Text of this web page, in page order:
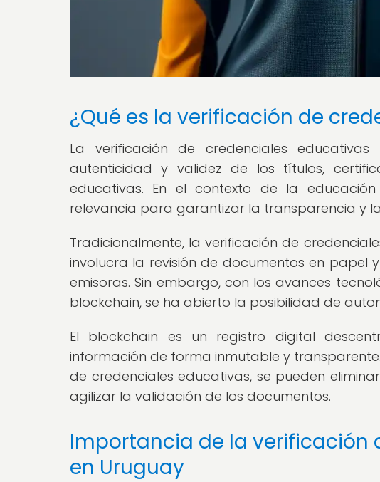
¿Qué es la verificación de
La verificación de credenciales
autenticidad y validez de los títulos,
educativas. En el contexto de la
relevancia para garantizar la transparencia y
Tradicionalmente, la verificación de
involucra la revisión de documentos en papel
emisoras. Sin embargo, con los avances
blockchain, se ha abierto la posibilidad de
El blockchain es un registro digital
información de forma inmutable y
de credenciales educativas, se pueden
agilizar la validación de los documentos.
Importancia de la verificación
en Uruguay